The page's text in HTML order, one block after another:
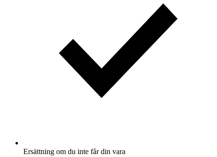
Ersättning om du inte får din vara